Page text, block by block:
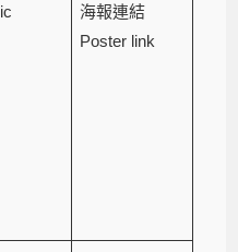
海報連結
Poster link